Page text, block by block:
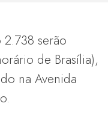
serão
de Brasília),
na Avenida